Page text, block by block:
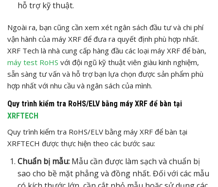
hỗ trợ kỹ thuật.
Ngoài ra, bạn cũng cần xem xét ngân sách đầu tư và chi phí
vận hành của máy XRF để đưa ra quyết định phù hợp nhất.
XRF Tech là nhà cung cấp hàng đầu các loại máy XRF để bàn,
máy test RoHS với đội ngũ kỹ thuật viên giàu kinh nghiệm,
sẵn sàng tư vấn và hỗ trợ bạn lựa chọn được sản phẩm phù
hợp nhất với nhu cầu và ngân sách của mình.
Quy trình kiểm tra RoHS/ELV bằng máy XRF để bàn tại
XRFTECH
Quy trình kiểm tra RoHS/ELV bằng máy XRF để bàn tại
XRFTECH được thực hiện theo các bước sau:
Chuẩn bị mẫu:Mẫu cần được làm sạch và chuẩn bị
sao cho bề mặt phẳng và đồng nhất. Đối với các mẫu